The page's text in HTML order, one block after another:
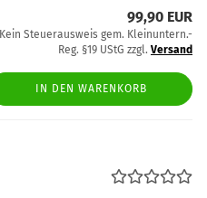
99,90 EUR
Kein Steuerausweis gem. Kleinuntern.-
Reg. §19 UStG zzgl. Versand
IN DEN WARENKORB